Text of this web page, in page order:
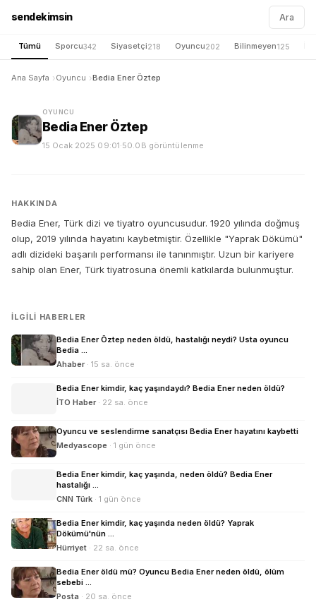
sendekimsin Ara
Tümü Sporcu342 Siyasetçi218 Oyuncu202 Bilinmeyen125
Ana Sayfa Oyuncu Bedia Ener Öztep
OYUNCU
Bedia Ener Öztep
15 Ocak 2025 09:01·50.0B görüntülenme
HAKKINDA
Bedia Ener, Türk dizi ve tiyatro oyuncusudur. 1920 yılında doğmuş
olup, 2019 yılında hayatını kaybetmiştir. Özellikle "Yaprak Dökümü"
adlı dizideki başarılı performansı ile tanınmıştır. Uzun bir kariyere
sahip olan Ener, Türk tiyatrosuna önemli katkılarda bulunmuştur.
İLGILI HABERLER
Bedia Ener Öztep neden öldü, hastalığı neydi? Usta oyuncu
Bedia ...
Ahaber· 15 sa. önce
Bedia Ener kimdir, kaç yaşındaydı? Bedia Ener neden öldü?
İTO Haber· 22 sa. önce
Oyuncu ve seslendirme sanatçısı Bedia Ener hayatını kaybetti
Medyascope · 1 gün önce
Bedia Ener kimdir, kaç yaşında, neden öldü? Bedia Ener
hastalığı ...
CNN Türk · 1 gün önce
Bedia Ener kimdir, kaç yaşında neden öldü? Yaprak
Dökümü'nün ...
Hürriyet · 22 sa. önce
Bedia Ener öldü mü? Oyuncu Bedia Ener neden öldü, ölüm
sebebi ...
Posta · 20 sa. önce